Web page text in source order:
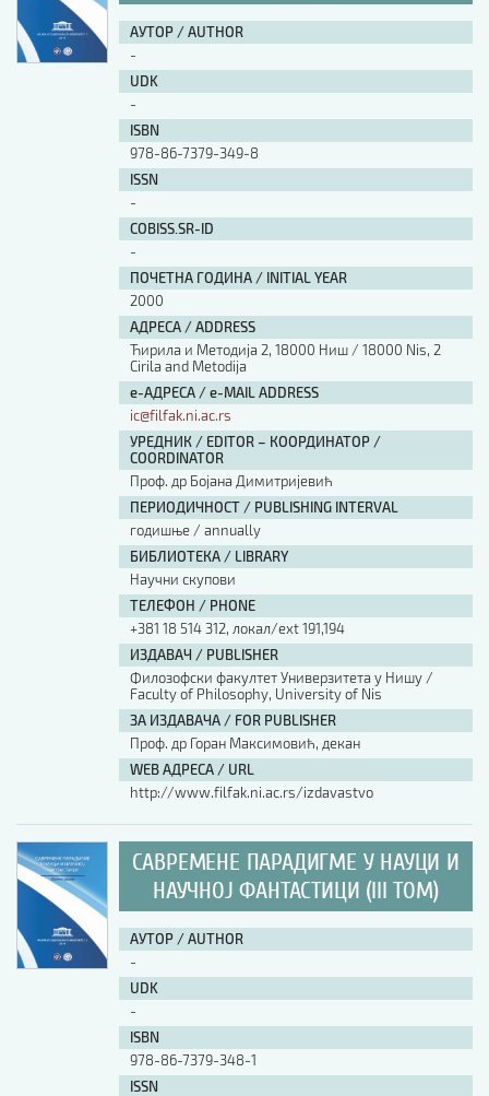
АУТОР / AUTHOR
-
UDK
-
ISBN
978-86-7379-349-8
ISSN
-
COBISS.SR-ID
-
ПОЧЕТНА ГОДИНА / INITIAL YEAR
2000
АДРЕСА / ADDRESS
Ћирила и Методија 2, 18000 Ниш / 18000 Nis, 2
Cirila and Metodija
е-АДРЕСА / e-MAIL ADDRESS
ic@filfak.ni.ac.rs
УРЕДНИК / EDITOR – КООРДИНАТОР /
COORDINATOR
Проф. др Бојана Димитријевић
ПЕРИОДИЧНОСТ / PUBLISHING INTERVAL
годишње / annually
БИБЛИОТЕКА / LIBRARY
Научни скупови
ТЕЛЕФОН / PHONE
+381 18 514 312, локал/ext 191,194
ИЗДАВАЧ / PUBLISHER
Филозофски факултет Универзитета у Нишу /
Faculty of Philosophy, University of Nis
ЗА ИЗДАВАЧА / FOR PUBLISHER
Проф. др Горан Максимовић, декан
WEB АДРЕСА / URL
http://www.filfak.ni.ac.rs/izdavastvo
САВРЕМЕНЕ ПАРАДИГМЕ У НАУЦИ И
НАУЧНОЈ ФАНТАСТИЦИ (III ТОМ)
АУТОР / AUTHOR
-
UDK
-
ISBN
978-86-7379-348-1
ISSN